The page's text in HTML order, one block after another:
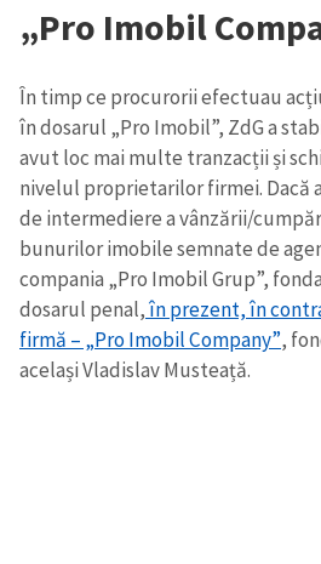
„Pro Imobil
În timp ce procurorii efectuau
în dosarul „Pro Imobil”, ZdG a
avut loc mai multe tranzacții și
nivelul proprietarilor firmei. Dacă
de intermediere a vânzării/
bunurilor imobile semnate de
compania „Pro Imobil Grup”,
dosarul penal,în prezent, în
firmă – „Pro Imobil Company”,
același Vladislav Musteață.